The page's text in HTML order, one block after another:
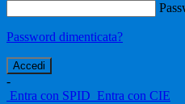
Password dimenticata?
-
Entra con SPID Entra con CIE